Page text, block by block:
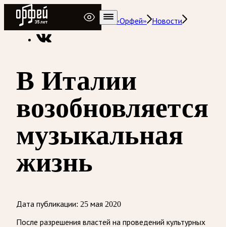
Радио Орфей
Радио классической музыки «Орфей»
Новости
В Италии
возобновляется
музыкальная
жизнь
Дата публикации: 25 мая 2020
После разрешения властей на проведений культурных